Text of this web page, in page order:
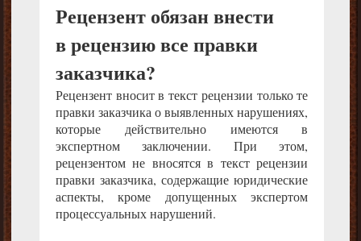
Рецензент обязан внести
в рецензию все правки
заказчика?
Рецензент вносит в текст рецензии только те
правки заказчика о выявленных нарушениях,
которые действительно имеются в
экспертном заключении. При этом,
рецензентом не вносятся в текст рецензии
правки заказчика, содержащие юридические
аспекты, кроме допущенных экспертом
процессуальных нарушений.